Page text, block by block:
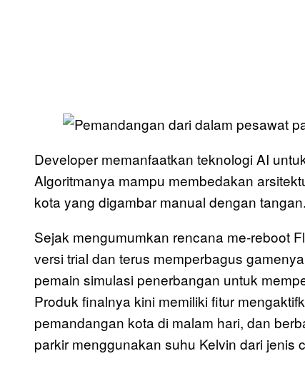
Developer memanfaatkan teknologi AI
Algoritmanya mampu membedakan
kota yang digambar manual dengan tangan.
Sejak mengumumkan rencana me-reboot
versi trial dan terus memperbagus
pemain simulasi penerbangan untuk
Produk finalnya kini memiliki fitur
pemandangan kota di malam hari, dan
parkir menggunakan suhu Kelvin dari jenis